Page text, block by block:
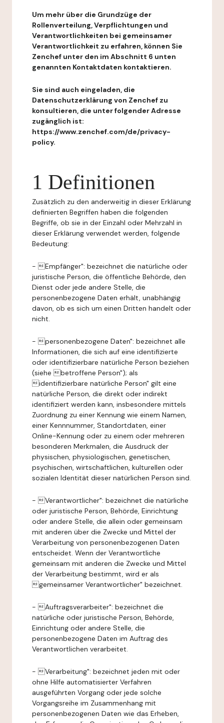
Um mehr über die Grundzüge der
Rollenverteilung, Verpflichtungen und
Verantwortlichkeiten bei gemeinsamer
Verantwortlichkeit zu erfahren, können Sie
Zenchef unter den im Abschnitt 6 unten
genannten Kontaktdaten kontaktieren.
Sie sind auch eingeladen, die
Datenschutzerklärung von Zenchef zu
konsultieren, die unter folgender Adresse
zugänglich ist:
https://www.zenchef.com/de/privacy-
policy.
1 Definitionen
Zusätzlich zu den anderweitig in dieser Erklärung
definierten Begriffen haben die folgenden
Begriffe, ob sie in der Einzahl oder Mehrzahl in
dieser Erklärung verwendet werden, folgende
Bedeutung:
- Empfänger": bezeichnet die natürliche oder
juristische Person, die öffentliche Behörde, den
Dienst oder jede andere Stelle, die
personenbezogene Daten erhält, unabhängig
davon, ob es sich um einen Dritten handelt oder
nicht.
- personenbezogene Daten": bezeichnet alle
Informationen, die sich auf eine identifizierte
oder identifizierbare natürliche Person beziehen
(siehe betroffene Person"); als
identifizierbare natürliche Person" gilt eine
natürliche Person, die direkt oder indirekt
identifiziert werden kann, insbesondere mittels
Zuordnung zu einer Kennung wie einem Namen,
einer Kennnummer, Standortdaten, einer
Online-Kennung oder zu einem oder mehreren
besonderen Merkmalen, die Ausdruck der
physischen, physiologischen, genetischen,
psychischen, wirtschaftlichen, kulturellen oder
sozialen Identität dieser natürlichen Person sind.
- Verantwortlicher": bezeichnet die natürliche
oder juristische Person, Behörde, Einrichtung
oder andere Stelle, die allein oder gemeinsam
mit anderen über die Zwecke und Mittel der
Verarbeitung von personenbezogenen Daten
entscheidet. Wenn der Verantwortliche
gemeinsam mit anderen die Zwecke und Mittel
der Verarbeitung bestimmt, wird er als
gemeinsamer Verantwortlicher" bezeichnet.
- Auftragsverarbeiter": bezeichnet die
natürliche oder juristische Person, Behörde,
Einrichtung oder andere Stelle, die
personenbezogene Daten im Auftrag des
Verantwortlichen verarbeitet.
- Verarbeitung": bezeichnet jeden mit oder
ohne Hilfe automatisierter Verfahren
ausgeführten Vorgang oder jede solche
Vorgangsreihe im Zusammenhang mit
personenbezogenen Daten wie das Erheben,